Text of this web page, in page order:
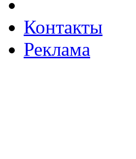
Контакты
Реклама